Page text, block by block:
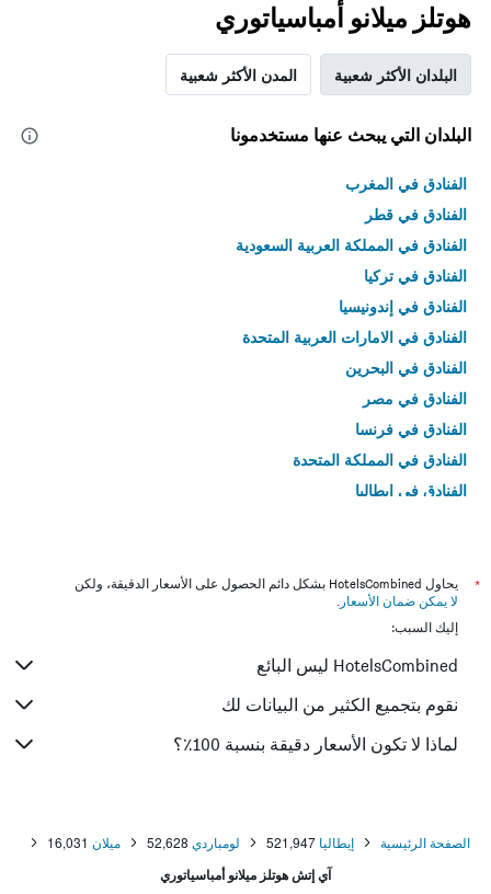
هوتلز ميلانو أمباسياتوري
البلدان الأكثر شعبية المدن الأكثر شعبية
البلدان التي يبحث عنها مستخدمونا
الفنادق في المغرب
الفنادق في قطر
الفنادق في المملكة العربية السعودية
الفنادق في تركيا
الفنادق في إندونيسيا
الفنادق في الامارات العربية المتحدة
الفنادق في البحرين
الفنادق في مصر
الفنادق في فرنسا
الفنادق في المملكة المتحدة
الفنادق في إيطاليا
*
يحاول HotelsCombined بشكل دائم الحصول على الأسعار الدقيقة، ولكن
لا يمكن ضمان الأسعار .
إليك السبب:
HotelsCombined ليس البائع
نقوم بتجميع الكثير من البيانات لك
لماذا لا تكون الأسعار دقيقة بنسبة 100٪؟
الصفحة الرئيسية إيطاليا 521,947 لومباردي 52,628 ميلان 16,031
آي إتش هوتلز ميلانو أمباسياتوري